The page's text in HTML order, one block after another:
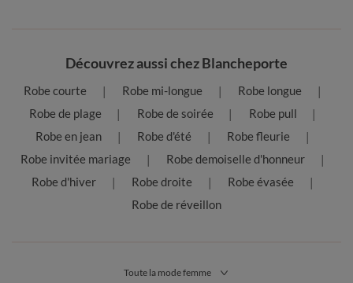
Découvrez aussi chez Blancheporte
Robe courte Robe mi-longue
Robe longue
Robe de plage
Robe de soirée
Robe pull
Robe en jean
Robe d'été
Robe fleurie
Robe invitée mariage
Robe demoiselle d'honneur
Robe d'hiver
Robe droite
Robe évasée
Robe de réveillon
Toute la mode femme